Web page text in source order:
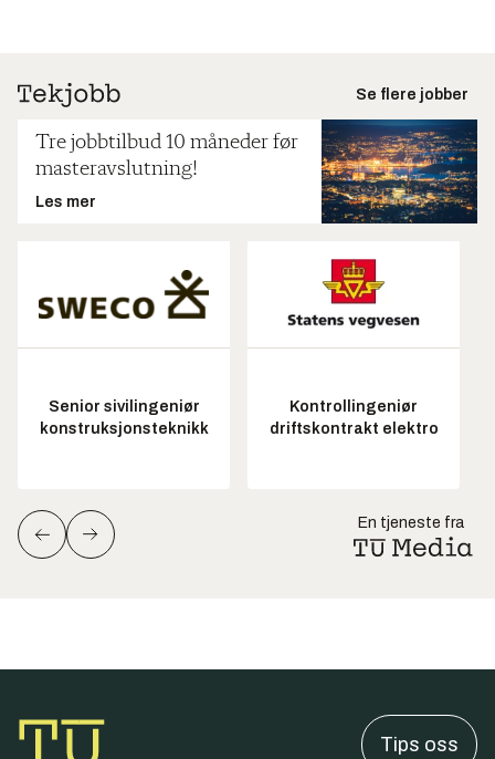
Se flere jobber
Tre jobbtilbud 10 måneder før
masteravslutning!
Les mer
Senior sivilingeniør
konstruksjonsteknikk
Kontrollingeniør
driftskontrakt elektro
En tjeneste fra
Tips oss